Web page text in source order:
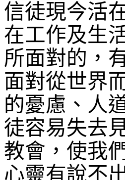
信徒現今活
在工作及生
所面對的，
面對從世界
的憂慮、人
徒容易失去
教會，使我
心靈有說不